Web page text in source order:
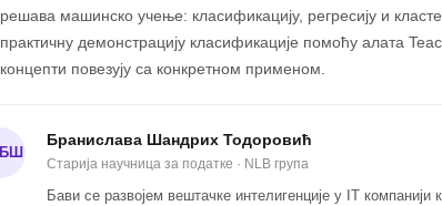
решава машинско учење: класификацију, регресију и
практичну демонстрацију класификације помоћу алата
концепти повезују са конкретном применом.
БШ
Бранислава Шандрих Тодоровић
Старија научница за податке · NLB група
Бави се развојем вештачке интелигенције у IT